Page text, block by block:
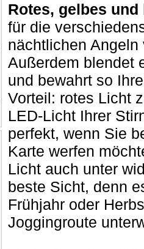
Rotes, gelbes
für die
nächtlichen
Außerdem blendet
und bewahrt so
Vorteil: rotes Licht
LED-Licht Ihrer
perfekt, wenn Sie
Karte werfen
Licht auch unter
beste Sicht, denn
Frühjahr oder
Joggingroute